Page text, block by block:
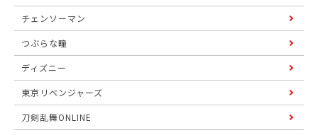
チェンソーマン
つぶらな瞳
ディズニー
東京リベンジャーズ
刀剣乱舞ONLINE